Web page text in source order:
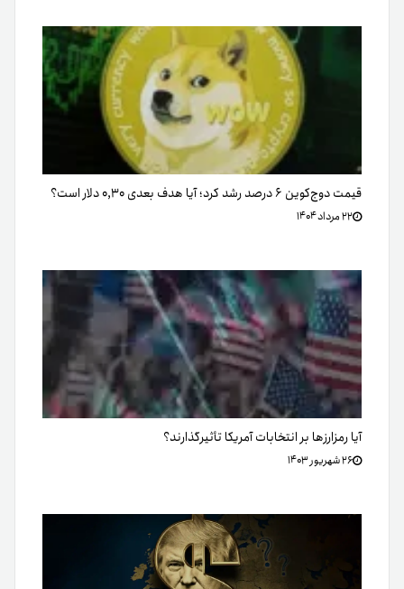
قیمت دوج‌کوین ۶ درصد رشد کرد؛ آیا هدف بعدی ۰,۳۰ دلار است؟
۲۲ مرداد ۱۴۰۴
آیا رمزارزها بر انتخابات آمریکا تأثیرگذارند؟
۲۶ شهریور ۱۴۰۳